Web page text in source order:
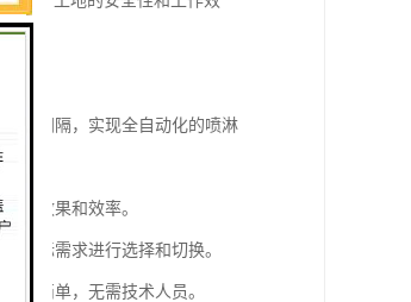
淋间隔，实现全自动化的喷淋
淋效果和效率。
实际需求进行选择和切换。
和简单，无需技术人员。